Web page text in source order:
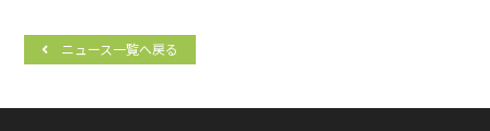
ニュース一覧へ戻る